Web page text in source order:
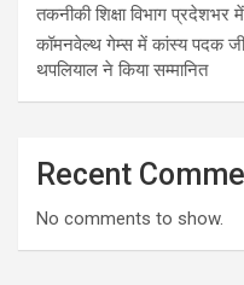
तकनीकी शिक्षा विभाग
कॉमनवेल्थ गेम्स में कांस्य पदक
थपलियाल ने किया सम्मानित
Recent
No comments to show.